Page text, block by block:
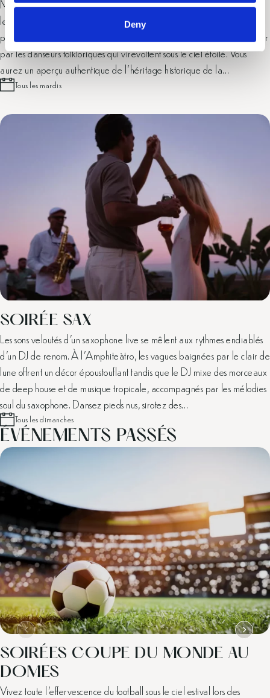
Deny
Montez sur le toit de l'Amphiteàtro pour une soirée enchanteresse où
les traditions crétoises prennent vie. Sirotez un raki de bienvenue offert
par la maison en écoutant la musique locale et en vous laissant envoûter
par les danseurs folkloriques qui virevoltent sous le ciel étoilé. Vous
aurez un aperçu authentique de l'héritage historique de la…
Tous les mardis
SOIRÉE SAX
Les sons veloutés d'un saxophone live se mêlent aux rythmes endiablés
d'un DJ de renom. À l'Amphiteàtro, les vagues baignées par le clair de
lune offrent un décor époustouflant tandis que le DJ mixe des morceaux
de deep house et de musique tropicale, accompagnés par les mélodies
soul du saxophone. Dansez pieds nus, sirotez des…
Tous les dimanches
ÉVÉNEMENTS PASSÉS
SOIRÉES COUPE DU MONDE AU
DOMES
Vivez toute l’effervescence du football sous le ciel estival lors des